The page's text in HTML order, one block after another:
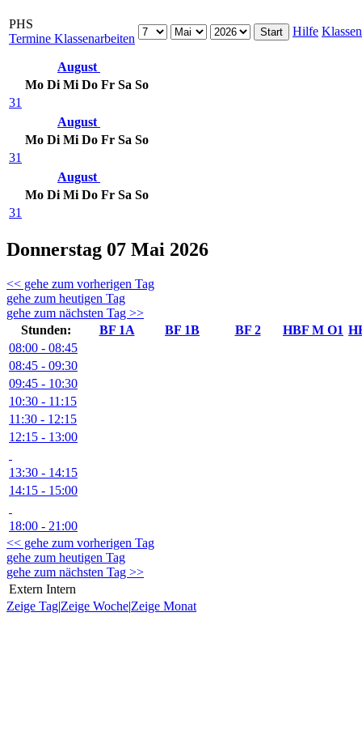
PHS
Termine Klassenarbeiten
Hilfe Klassen
August
Mo Di Mi Do Fr Sa So
31
August
Mo Di Mi Do Fr Sa So
31
August
Mo Di Mi Do Fr Sa So
31
Donnerstag 07 Mai 2026
<< gehe zum vorherigen Tag
gehe zum heutigen Tag
gehe zum nächsten Tag >>
Stunden:
BF 1A BF 1B BF 2 HBF M O1
08:00 - 08:45
08:45 - 09:30
09:45 - 10:30
10:30 - 11:15
11:30 - 12:15
12:15 - 13:00
13:30 - 14:15
14:15 - 15:00
18:00 - 21:00
<< gehe zum vorherigen Tag
gehe zum heutigen Tag
gehe zum nächsten Tag >>
Extern Intern
Zeige Tag|Zeige Woche|Zeige Monat